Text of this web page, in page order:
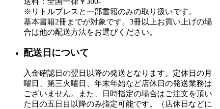
※リトルプレスと一部書籍のみの取り扱いです。
基本書籍2冊までが対象です。3冊以上お買い上げの場
合は他の配送方法をお選びください。
配送日について
入金確認日の翌日以降の発送となります。定休日の月
曜日、第三火曜日、年末年始など店休日の発送業務は
ございません。また、日時指定の場合はご注文を頂い
た日の五日目以降のみ指定可能です。（店休日などに